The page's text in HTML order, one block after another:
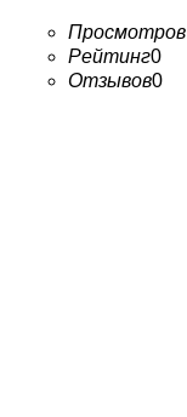
Просмотров
Рейтинг0
Отзывов0